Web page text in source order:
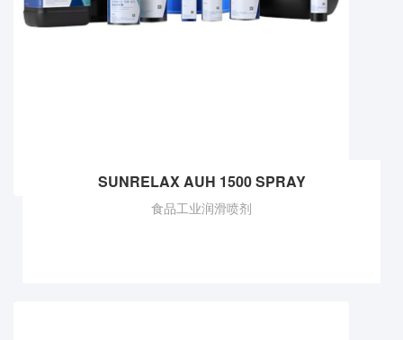
SUNRELAX AUH 1500 SPRAY
食品工业润滑喷剂